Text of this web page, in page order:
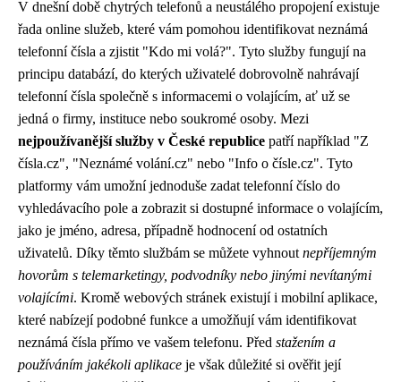
V dnešní době chytrých telefonů a neustálého propojení existuje
řada online služeb, které vám pomohou identifikovat neznámá
telefonní čísla a zjistit "Kdo mi volá?". Tyto služby fungují na
principu databází, do kterých uživatelé dobrovolně nahrávají
telefonní čísla společně s informacemi o volajícím, ať už se
jedná o firmy, instituce nebo soukromé osoby. Mezi
nejpoužívanější služby v České republice patří například "Z
čísla.cz", "Neznámé volání.cz" nebo "Info o čísle.cz". Tyto
platformy vám umožní jednoduše zadat telefonní číslo do
vyhledávacího pole a zobrazit si dostupné informace o volajícím,
jako je jméno, adresa, případně hodnocení od ostatních
uživatelů. Díky těmto službám se můžete vyhnout nepříjemným
hovorům s telemarketingy, podvodníky nebo jinými nevítanými
volajícími. Kromě webových stránek existují i mobilní aplikace,
které nabízejí podobné funkce a umožňují vám identifikovat
neznámá čísla přímo ve vašem telefonu. Před stažením a
používáním jakékoli aplikace je však důležité si ověřit její